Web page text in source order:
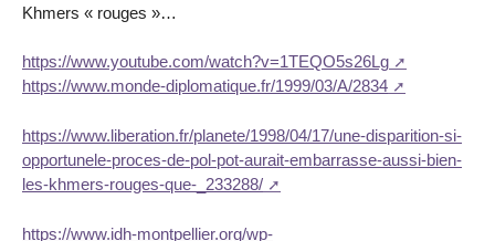
Khmers « rouges »…
https://www.youtube.com/watch?v=1TEQO5s26Lg
https://www.monde-diplomatique.fr/1999/03/A/2834
https://www.liberation.fr/planete/1998/04/17/une-disparition-si-
opportunele-proces-de-pol-pot-aurait-embarrasse-aussi-bien-
les-khmers-rouges-que-_233288/
https://www.idh-montpellier.org/wp-